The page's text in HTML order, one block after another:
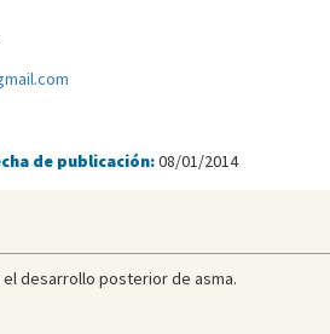
de publicación:08/01/2014
desarrollo posterior de asma.